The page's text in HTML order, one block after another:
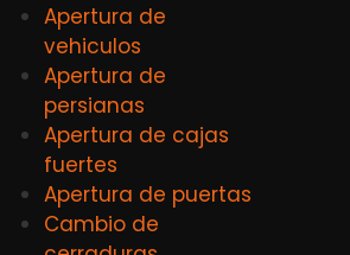
Apertura de
vehiculos
Apertura de
persianas
Apertura de cajas
fuertes
Apertura de puertas
Cambio de